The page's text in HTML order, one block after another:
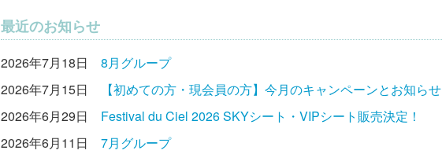
最近のお知らせ
2026年7月18日
8月グループ
2026年7月15日
【初めての方・現会員の方】今月のキャンペーンとお知らせ
2026年6月29日
Festival du Ciel 2026 SKYシート・VIPシート販売決定！
2026年6月11日
7月グループ